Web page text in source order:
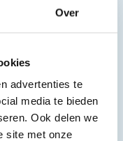
Over
advertenties te
media te bieden
Ook delen we
site met onze
DW, MFC 8950 DWT